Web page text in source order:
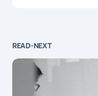
READ-NEXT